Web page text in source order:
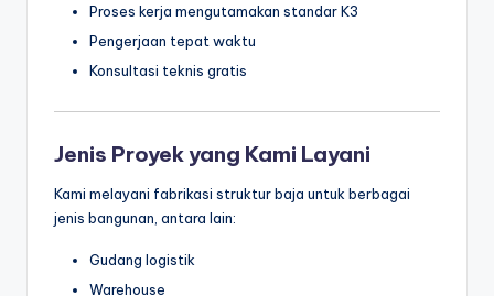
Proses kerja mengutamakan standar K3
Pengerjaan tepat waktu
Konsultasi teknis gratis
Jenis Proyek yang Kami Layani
Kami melayani fabrikasi struktur baja untuk berbagai
jenis bangunan, antara lain:
Gudang logistik
Warehouse